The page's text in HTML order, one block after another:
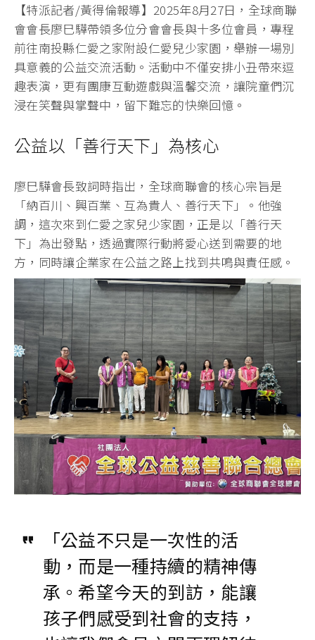
【特派記者/黃得倫報導】2025年8月27日，全球商聯
會會長廖巳驊帶領多位分會會長與十多位會員，專程
前往南投縣仁愛之家附設仁愛兒少家園，舉辦一場別
具意義的公益交流活動。活動中不僅安排小丑帶來逗
趣表演，更有團康互動遊戲與溫馨交流，讓院童們沉
浸在笑聲與掌聲中，留下難忘的快樂回憶。
公益以「善行天下」為核心
廖巳驊會長致詞時指出，全球商聯會的核心宗旨是
「納百川、興百業、互為貴人、善行天下」。他強
調，這次來到仁愛之家兒少家園，正是以「善行天
下」為出發點，透過實際行動將愛心送到需要的地
方，同時讓企業家在公益之路上找到共鳴與責任感。
「公益不只是一次性的活
動，而是一種持續的精神傳
承。希望今天的到訪，能讓
孩子們感受到社會的支持，